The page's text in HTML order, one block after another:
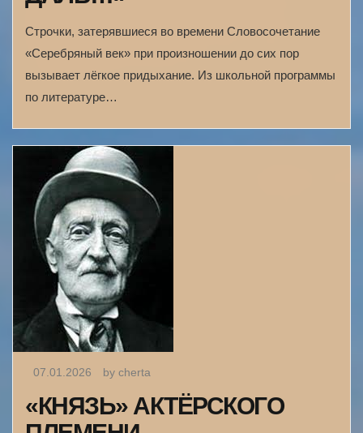
Строчки, затерявшиеся во времени Словосочетание
«Серебряный век» при произношении до сих пор
вызывает лёгкое придыхание. Из школьной программы
по литературе…
07.01.2026 by cherta
«КНЯЗЬ» АКТЁРСКОГО